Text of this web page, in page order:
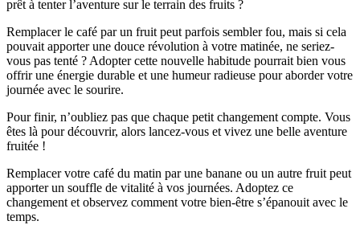
prêt à tenter l’aventure sur le terrain des fruits ?
Remplacer le café par un fruit peut parfois sembler fou, mais si cela
pouvait apporter une douce révolution à votre matinée, ne seriez-
vous pas tenté ? Adopter cette nouvelle habitude pourrait bien vous
offrir une énergie durable et une humeur radieuse pour aborder votre
journée avec le sourire.
Pour finir, n’oubliez pas que chaque petit changement compte. Vous
êtes là pour découvrir, alors lancez-vous et vivez une belle aventure
fruitée !
Remplacer votre café du matin par une banane ou un autre fruit peut
apporter un souffle de vitalité à vos journées. Adoptez ce
changement et observez comment votre bien-être s’épanouit avec le
temps.